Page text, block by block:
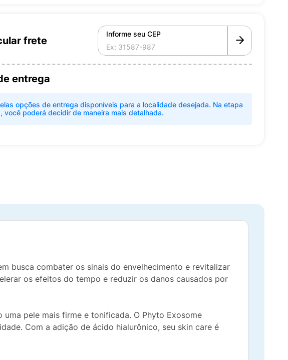
frete
Informe seu CEP
entrega
opções de entrega disponíveis para a localidade desejada. Na etapa
você poderá decidir de maneira mais detalhada.
busca combater os sinais do envelhecimento e revitalizar
os efeitos do tempo e reduzir os danos causados por
pele mais firme e tonificada. O Phyto Exosome
Com a adição de ácido hialurônico, seu skin care é